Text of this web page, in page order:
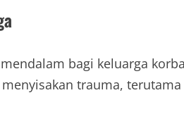
bagi keluarga
trauma,